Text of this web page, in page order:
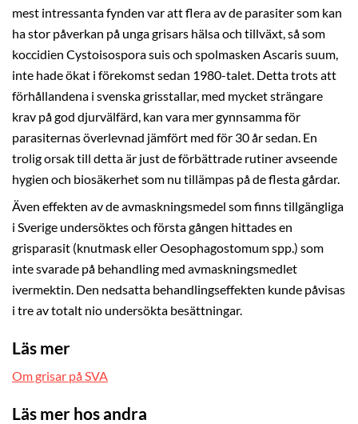
mest intressanta fynden var att flera av de parasiter som kan
ha stor påverkan på unga grisars hälsa och tillväxt, så som
koccidien Cystoisospora suis och spolmasken Ascaris suum,
inte hade ökat i förekomst sedan 1980-talet. Detta trots att
förhållandena i svenska grisstallar, med mycket strängare
krav på god djurvälfärd, kan vara mer gynnsamma för
parasiternas överlevnad jämfört med för 30 år sedan. En
trolig orsak till detta är just de förbättrade rutiner avseende
hygien och biosäkerhet som nu tillämpas på de flesta gårdar.
Även effekten av de avmaskningsmedel som finns tillgängliga
i Sverige undersöktes och första gången hittades en
grisparasit (knutmask eller Oesophagostomum spp.) som
inte svarade på behandling med avmaskningsmedlet
ivermektin. Den nedsatta behandlingseffekten kunde påvisas
i tre av totalt nio undersökta besättningar.
Läs mer
Om grisar på SVA
Läs mer hos andra